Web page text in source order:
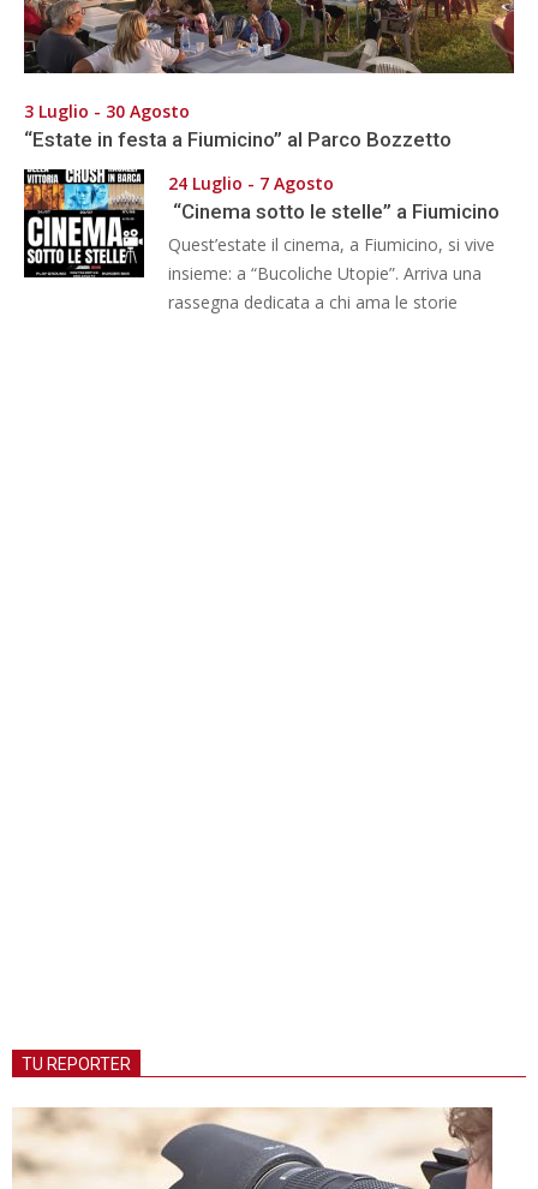
3 Luglio - 30 Agosto
“Estate in festa a Fiumicino” al Parco Bozzetto
24 Luglio - 7 Agosto
“Cinema sotto le stelle” a Fiumicino
Quest’estate il cinema, a Fiumicino, si vive
insieme: a “Bucoliche Utopie”. Arriva una
rassegna dedicata a chi ama le storie
TU REPORTER